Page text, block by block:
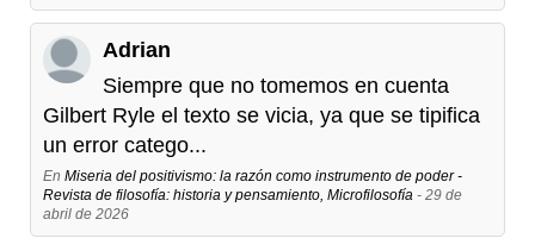
Adrian
Siempre que no tomemos en cuenta
Gilbert Ryle el texto se vicia, ya que se tipifica
un error catego...
En Miseria del positivismo: la razón como instrumento de poder -
Revista de filosofía: historia y pensamiento, Microfilosofía - 29 de
abril de 2026